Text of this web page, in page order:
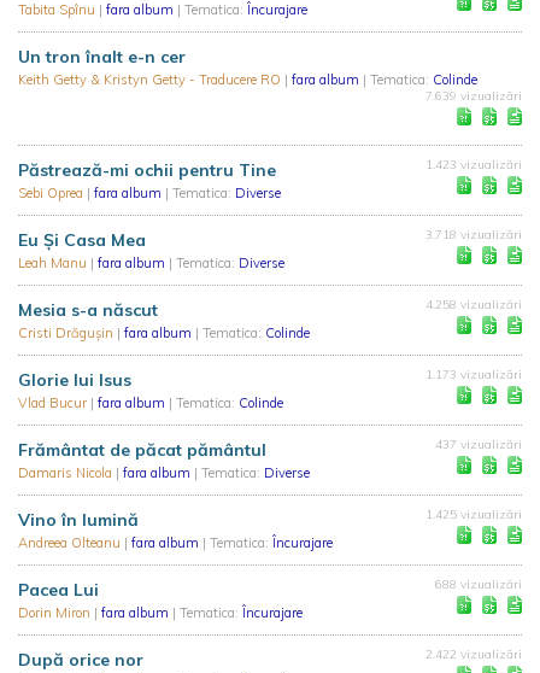
Tabita Spînu | fara album | Tematica: Încurajare
Un tron înalt e-n cer
Keith Getty & Kristyn Getty - Traducere RO | fara album | Tematica: Colinde
7.639 vizualizări
Păstrează-mi ochii pentru Tine
Sebi Oprea | fara album | Tematica: Diverse
1.423 vizualizări
Eu Și Casa Mea
Leah Manu | fara album | Tematica: Diverse
3.718 vizualizări
Mesia s-a născut
Cristi Drăgușin | fara album | Tematica: Colinde
4.258 vizualizări
Glorie lui Isus
Vlad Bucur | fara album | Tematica: Colinde
1.173 vizualizări
Frământat de păcat pământul
Damaris Nicola | fara album | Tematica: Diverse
437 vizualizări
Vino în lumină
Andreea Olteanu | fara album | Tematica: Încurajare
1.425 vizualizări
Pacea Lui
Dorin Miron | fara album | Tematica: Încurajare
688 vizualizări
După orice nor 2.422 vizualizări